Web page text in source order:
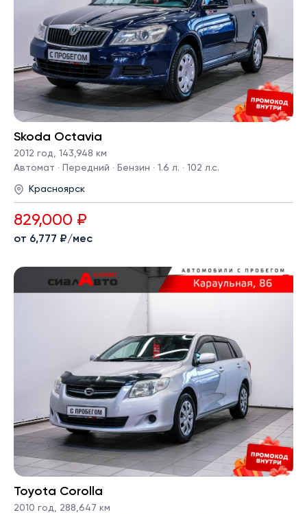
Skoda Octavia
2012 год, 143,948 км
Автомат · Передний · Бензин · 1.6 л. · 102 л.с.
Красноярск
829,000 ₽
от 6,777 ₽/мес
Toyota Corolla
2010 год, 288,647 км